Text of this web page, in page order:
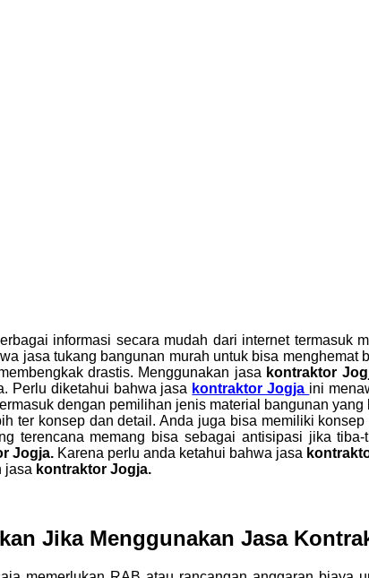
informasi secara mudah dari internet termasuk
jasa tukang bangunan murah untuk bisa
drastis. Menggunakan jasa kontraktor
Perlu diketahui bahwa jasa kontraktor Jogja ini
dengan pemilihan jenis material bangunan
ter konsep dan detail. Anda juga bisa memiliki
terencana memang bisa sebagai antisipasi jika
Jogja. Karena perlu anda ketahui bahwa jasa
jasa kontraktor Jogja.
Jika Menggunakan Jasa